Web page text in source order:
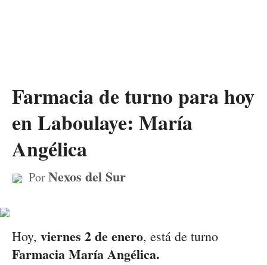
Farmacia de turno para hoy
en Laboulaye: María
Angélica
PorNexos del Sur
Hoy, viernes 2 de enero, está de turno
Farmacia María Angélica.